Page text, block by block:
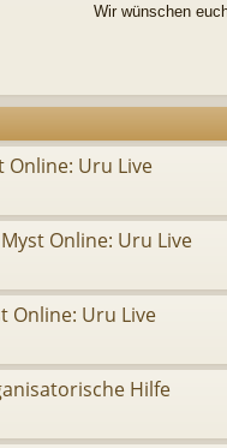
Wir wünschen
Online: Uru Live
Online: Uru Live
Online: Uru Live
Hilfe